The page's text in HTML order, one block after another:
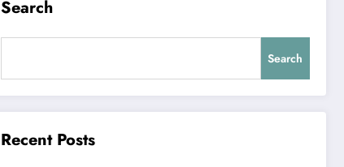
Search
Search
Recent Posts